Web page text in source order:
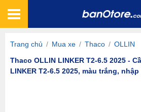
Trang chủ / Mua xe / Thaco / OLLIN
Thaco OLLIN LINKER T2-6.5 2025 -
LINKER T2-6.5 2025, màu trắng,